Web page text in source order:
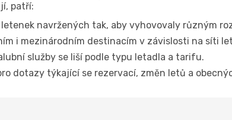
patří:
navržených tak, aby vyhovovaly různým
i mezinárodním destinacím v závislosti na síti
služby se liší podle typu letadla a tarifu.
dotazy týkající se rezervací, změn letů a